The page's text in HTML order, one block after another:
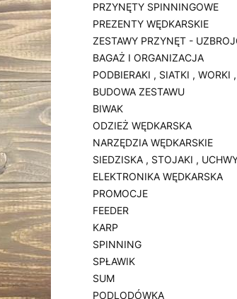
PRZYNĘTY SPINNINGOWE
PREZENTY WĘDKARSKIE
ZESTAWY PRZYNĘT -
BAGAŻ I ORGANIZACJA
PODBIERAKI , SIATKI , WORKI
BUDOWA ZESTAWU
BIWAK
ODZIEŻ WĘDKARSKA
NARZĘDZIA WĘDKARSKIE
SIEDZISKA , STOJAKI ,
ELEKTRONIKA WĘDKARSKA
PROMOCJE
FEEDER
KARP
SPINNING
SPŁAWIK
SUM
PODLODÓWKA